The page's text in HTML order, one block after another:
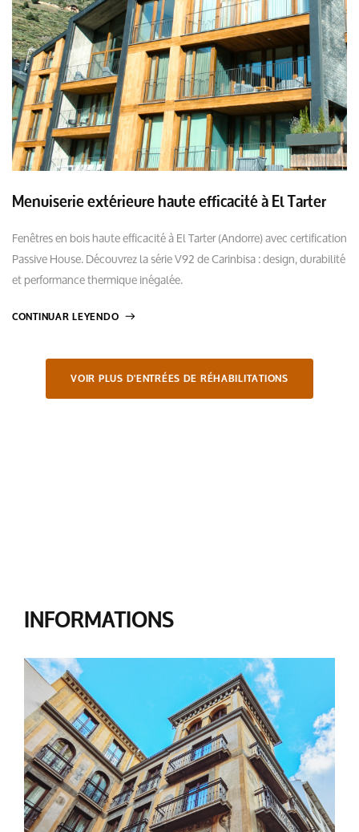
Menuiserie extérieure haute efficacité à El Tarter
Fenêtres en bois haute efficacité à El Tarter (Andorre) avec certification
Passive House. Découvrez la série V92 de Carinbisa : design, durabilité
et performance thermique inégalée.
CONTINUAR LEYENDO
VOIR PLUS D'ENTRÉES DE RÉHABILITATIONS
INFORMATIONS